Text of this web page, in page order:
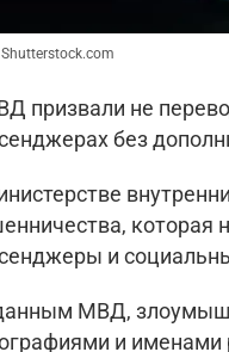
призвали не
без
которая
и
МВД,
и именами